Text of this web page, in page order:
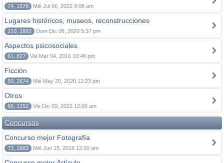
74, 1578 Mié Jul 06, 2022 9:08 am
Lugares históricos, museos, reconstrucciones
210, 2892 Dom Dic 06, 2020 5:37 pm
Aspectos psicosociales
61, 827 Vie Mar 04, 2016 10:46 pm
Ficción
50, 2674 Mié May 20, 2020 12:23 pm
Otros
96, 1252 Vie Dic 09, 2022 12:00 am
Concursos
Concurso mejor Fotografía
73, 2883 Mié Jun 15, 2016 12:10 am